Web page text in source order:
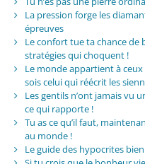
La pression forge les
épreuves
Le confort tue ta chance de
stratégies qui choquent !
Le monde appartient à
sois celui qui réécrit les
Les gentils n’ont jamais vu
ce qui rapporte !
Tu as ce qu’il faut,
au monde !
Le guide des hypocrites